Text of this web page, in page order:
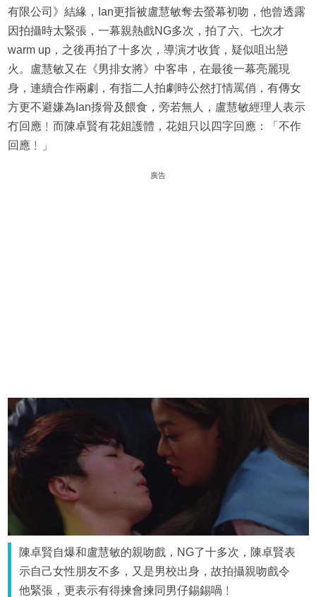
有限公司》結緣，Ian更指被盧慧敏奪去螢幕初吻，他曾透露
因拍攝時太緊張，一幕親熱戲NG多次，拍了六、七次才
warm up，之後再拍了十多次，導演才收貨，疑似咀出戀
火。盧慧敏又在《男排女將》中客串，在最後一幕亮麗現
身，連續合作兩劇，有指二人拍劇時公然打情罵俏，有傳女
方更不避嫌為Ian揼骨及餵食，旁若無人，盧慧敏經理人表示
冇回應﹗而陳卓賢有花姐護體，花姐只以四字回應：「不作
回應﹗」
廣告
陳卓賢自爆和盧慧敏的親吻戲，NG了十多次，陳卓賢表
示自己女性朋友不多，又是男校出身，故拍攝親吻戲令
他緊張，更表示有得揀會揀同男仔錫錫喎﹗